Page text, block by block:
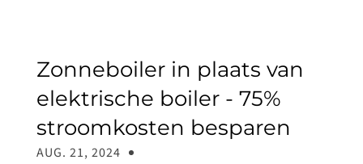
Zonneboiler in plaats van
elektrische boiler - 75%
stroomkosten besparen
AUG. 21, 2024